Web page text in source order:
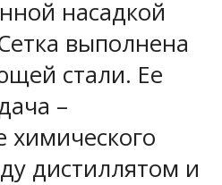
насадкой
выполнена
стали. Ее
–
химического
дистиллятом и